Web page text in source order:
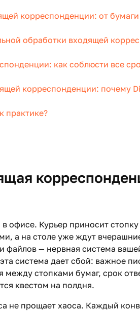
корреспонденции: от
обработки входящей
как соблюсти все
корреспонденции: почему
практике?
офисе. Курьер приносит
а на столе уже ждут
файлов — нервная система
система дает сбой: важное
между стопками бумаг, срок
квестом на полдня.
не прощает хаоса. Каждый